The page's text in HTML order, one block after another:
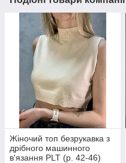
Жіночий топ безрукавка з
дрібного машинного
в'язання PLT (р. 42-46)